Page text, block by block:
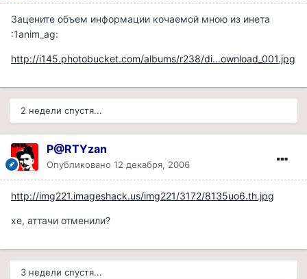
Зацените объем информации кочаемой мною из инета
:1anim_ag:
http://i145.photobucket.com/albums/r238/di...ownload_001.jpg
2 недели спустя...
P@RTYzan
Опубликовано 12 декабря, 2006
http://img221.imageshack.us/img221/3172/8135uo6.th.jpg
хе, аттачи отменили?
3 недели спустя...